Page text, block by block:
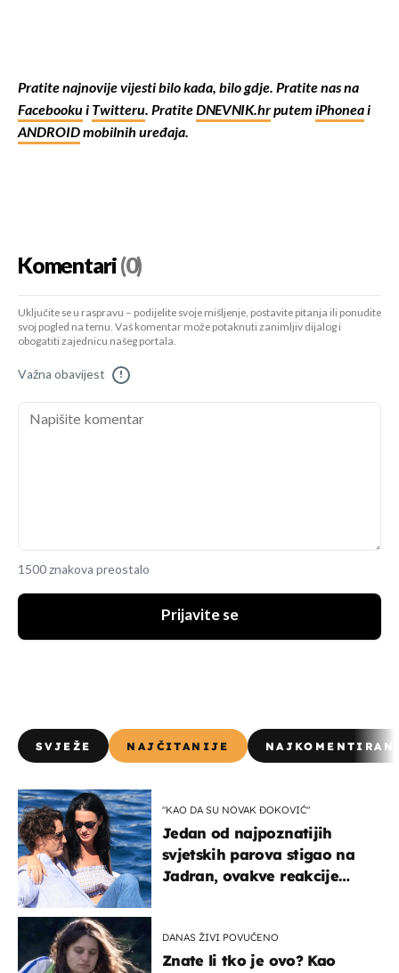
Pratite najnovije vijesti bilo kada, bilo gdje. Pratite nas na
Facebookui Twitteru. PratiteDNEVNIK.hrputem iPhoneai
ANDROIDmobilnih uređaja.
Komentari(0)
Uključite se u raspravu – podijelite svoje mišljenje, postavite pitanja ili ponudite
svoj pogled na temu. Vaš komentar može potaknuti zanimljiv dijalog i
obogatiti zajednicu našeg portala.
Važna obavijest !
1500 znakova preostalo
Prijavite se
SVJEŽE NAJČITANIJE
"KAO DA SU NOVAK ĐOKOVIĆ"
Jedan od najpoznatijih
svjetskih parova stigao na
Jadran, ovakve reakcije
DANAS ŽIVI POVUČENO
Znate li tko je ovo? Kao